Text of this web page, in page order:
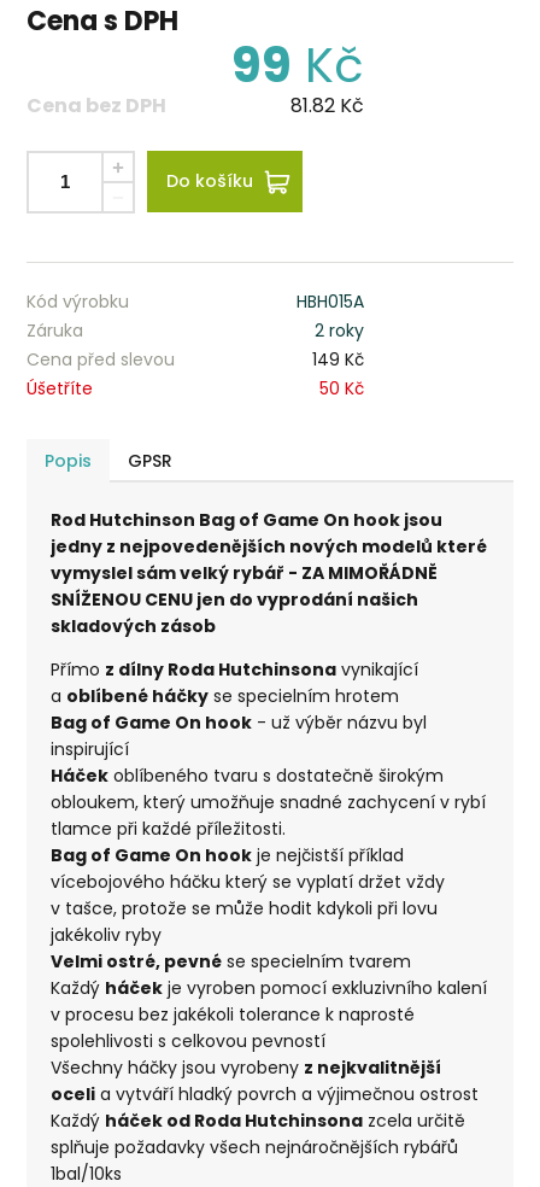
Cena s DPH
99 Kč
Cena bez DPH 81.82 Kč
Do košíku
Kód výrobku
HBH015A
Záruka
2 roky
Cena před slevou
149 Kč
Úšetříte
50 Kč
Popis GPSR
Rod Hutchinson Bag of Game On hook jsou
jedny z nejpovedenějších nových modelů které
vymyslel sám velký rybář - ZA MIMOŘÁDNĚ
SNÍŽENOU CENU jen do vyprodání našich
skladových zásob
Přímo z dílny Roda Hutchinsona vynikající
a oblíbené háčky se specielním hrotem
Bag of Game On hook - už výběr názvu byl
inspirující
Háček oblíbeného tvaru s dostatečně širokým
obloukem, který umožňuje snadné zachycení v rybí
tlamce při každé příležitosti.
Bag of Game On hook je nejčistší příklad
vícebojového háčku který se vyplatí držet vždy
v tašce, protože se může hodit kdykoli při lovu
jakékoliv ryby
Velmi ostré, pevné se specielním tvarem
Každý háček je vyroben pomocí exkluzivního kalení
v procesu bez jakékoli tolerance k naprosté
spolehlivosti s celkovou pevností
Všechny háčky jsou vyrobeny z nejkvalitnější
oceli a vytváří hladký povrch a výjimečnou ostrost
Každý háček od Roda Hutchinsona zcela určitě
splňuje požadavky všech nejnáročnějších rybářů
1bal/10ks